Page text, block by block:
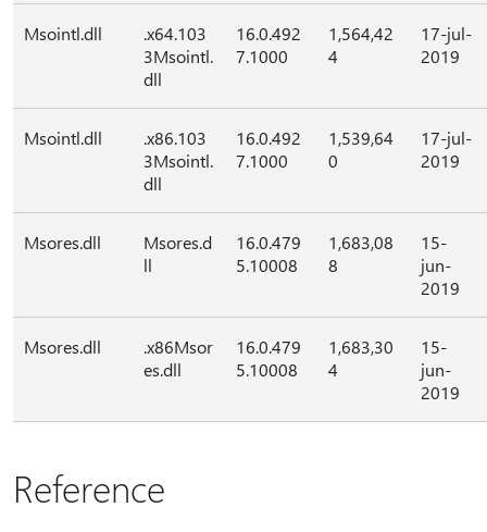
Msointl.dll
.x64.103
3Msointl.
dll
16.0.492
7.1000
1,564,42
4
17-jul-
2019
Msointl.dll
.x86.103
3Msointl.
dll
16.0.492
7.1000
1,539,64
0
17-jul-
2019
Msores.dll
Msores.d
ll
16.0.479
5.10008
1,683,08
8
15-
jun-
2019
Msores.dll
.x86Msor
es.dll
16.0.479
5.10008
1,683,30
4
15-
jun-
2019
Reference